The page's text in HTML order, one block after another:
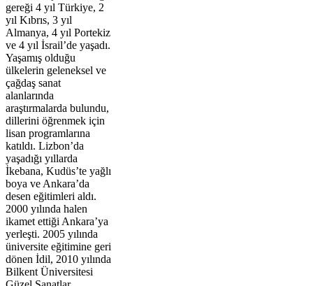
gereği 4 yıl Türkiye, 2
yıl Kıbrıs, 3 yıl
Almanya, 4 yıl Portekiz
ve 4 yıl İsrail’de yaşadı.
Yaşamış olduğu
ülkelerin geleneksel ve
çağdaş sanat
alanlarında
araştırmalarda bulundu,
dillerini öğrenmek için
lisan programlarına
katıldı. Lizbon’da
yaşadığı yıllarda
İkebana, Kudüs’te yağlı
boya ve Ankara’da
desen eğitimleri aldı.
2000 yılında halen
ikamet ettiği Ankara’ya
yerleşti. 2005 yılında
üniversite eğitimine geri
dönen İdil, 2010 yılında
Bilkent Üniversitesi